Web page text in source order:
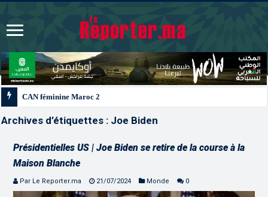
CAN féminine Maroc 2026 | Le Maroc se qualifie pour les quarts après un
Archives d’étiquettes : Joe Biden
Présidentielles US | Joe Biden se retire de la course à la
Maison Blanche
Par Le Reporter.ma 21/07/2024 Monde 0